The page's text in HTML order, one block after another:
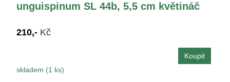
unguispinum SL 44b, 5,5 cm květináč
210,- Kč
skladem (1 ks)